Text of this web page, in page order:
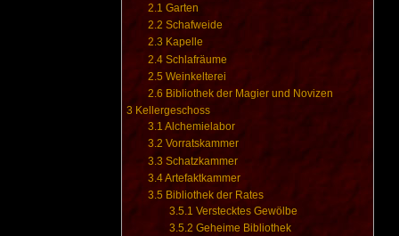
2.1 Garten
2.2 Schafweide
2.3 Kapelle
2.4 Schlafräume
2.5 Weinkelterei
2.6 Bibliothek der Magier und Novizen
3 Kellergeschoss
3.1 Alchemielabor
3.2 Vorratskammer
3.3 Schatzkammer
3.4Artefaktkammer
3.5 Bibliothek der Rates
3.5.1 Verstecktes Gewölbe
3.5.2 Geheime Bibliothek